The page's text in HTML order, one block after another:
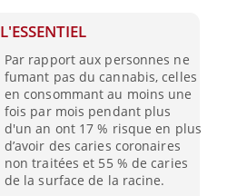
L'ESSENTIEL
Par rapport aux personnes ne
fumant pas du cannabis, celles
en consommant au moins une
fois par mois pendant plus
d'un an ont 17 % risque en plus
d’avoir des caries coronaires
non traitées et 55 % de caries
de la surface de la racine.